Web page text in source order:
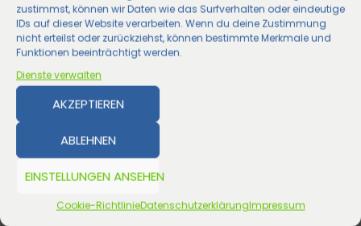
zustimmst, können wir Daten wie das Surfverhalten oder eindeutige
IDs auf dieser Website verarbeiten. Wenn du deine Zustimmung
nicht erteilst oder zurückziehst, können bestimmte Merkmale und
Funktionen beeinträchtigt werden.
Dienste verwalten
AKZEPTIEREN
ABLEHNEN
EINSTELLUNGEN ANSEHEN
Cookie-RichtlinieDatenschutzerklärungImpressum